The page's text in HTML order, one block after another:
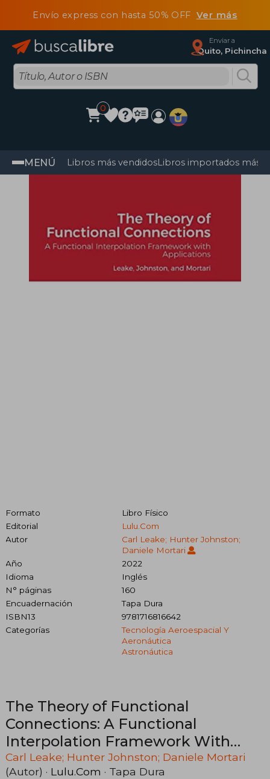
Envío express con hasta 50% OFF Ver más
Enviar a
Quito, Pichincha
0
MENÚ Libros más vendidosLibros importados más
Formato
Libro Físico
Editorial
Lulu.Com
Autor
Carl Leake; Hunter Johnston;
Daniele Mortari
Año
2022
Idioma
Inglés
N° páginas
160
Encuadernación
Tapa Dura
ISBN13
9781716816642
Categorías
Tecnología Aeroespacial Y
Aeronáutica
Astronáutica
The Theory of Functional
Connections: A Functional
Interpolation Framework With
Applications (en Inglés)
Carl Leake; Hunter Johnston; Daniele Mortari
(Autor) · Lulu.Com · Tapa Dura